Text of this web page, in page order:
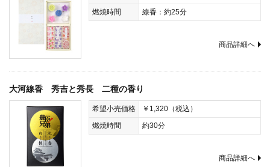
燃焼時間
線香：約25分
商品詳細へ
大河線香 秀吉と秀長 二種の香り
希望小売価格
￥1,320（税込）
燃焼時間
約30分
商品詳細へ